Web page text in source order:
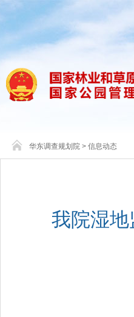
华东调查规划院 > 信息动态
我院湿